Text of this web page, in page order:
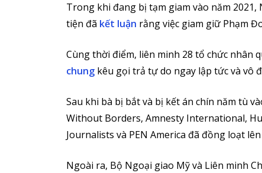
Trong khi đang bị tạm giam vào năm 2021,
tiện đã kết luận rằng việc giam giữ Phạm
Cùng thời điểm, liên minh 28 tổ chức nhân
chung kêu gọi trả tự do ngay lập tức và vô
Sau khi bà bị bắt và bị kết án chín năm tù
Without Borders, Amnesty International,
Journalists và PEN America đã đồng loạt
Ngoài ra, Bộ Ngoại giao Mỹ và Liên minh